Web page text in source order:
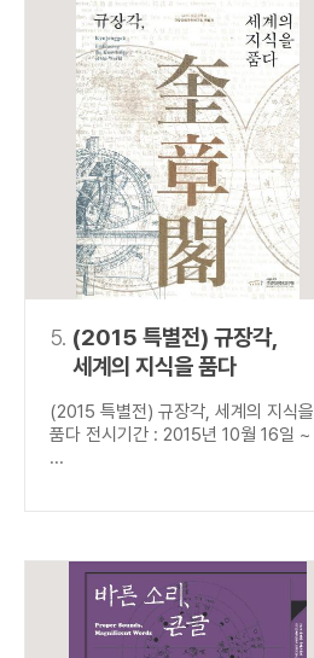
5. (2015 특별전) 규장각,
세계의 지식을 품다
(2015 특별전) 규장각, 세계의 지식을
품다 전시기간 : 2015년 10월 16일 ~
...